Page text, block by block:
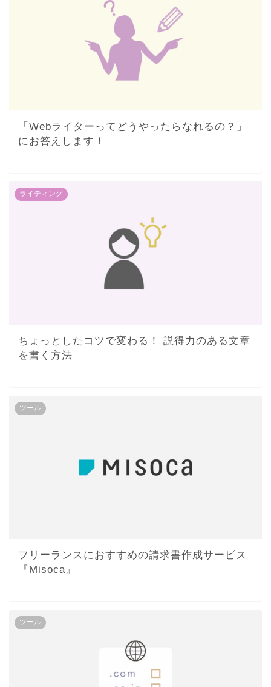
「Webライターってどうやったらなれるの？」
にお答えします！
ライティング
ちょっとしたコツで変わる！ 説得力のある文章
を書く方法
ツール
フリーランスにおすすめの請求書作成サービス
『Misoca』
ツール